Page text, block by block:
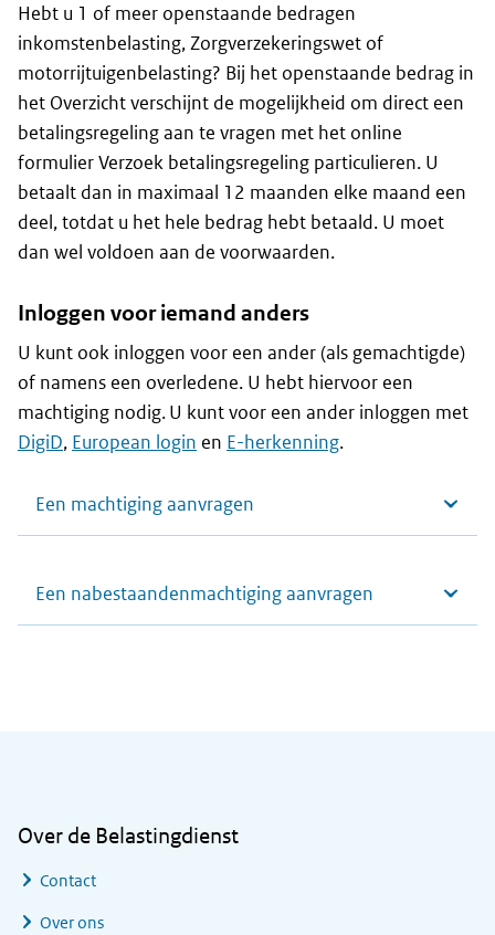
Hebt u 1 of meer openstaande bedragen
inkomstenbelasting, Zorgverzekeringswet of
motorrijtuigenbelasting? Bij het openstaande bedrag in
het Overzicht verschijnt de mogelijkheid om direct een
betalingsregeling aan te vragen met het online
formulier Verzoek betalingsregeling particulieren. U
betaalt dan in maximaal 12 maanden elke maand een
deel, totdat u het hele bedrag hebt betaald. U moet
dan wel voldoen aan de voorwaarden.
Inloggen voor iemand anders
U kunt ook inloggen voor een ander (als gemachtigde)
of namens een overledene. U hebt hiervoor een
machtiging nodig. U kunt voor een ander inloggen met
DigiD, European login en E-herkenning.
Een machtiging aanvragen
Een nabestaandenmachtiging aanvragen
Over de Belastingdienst
Contact
Over ons